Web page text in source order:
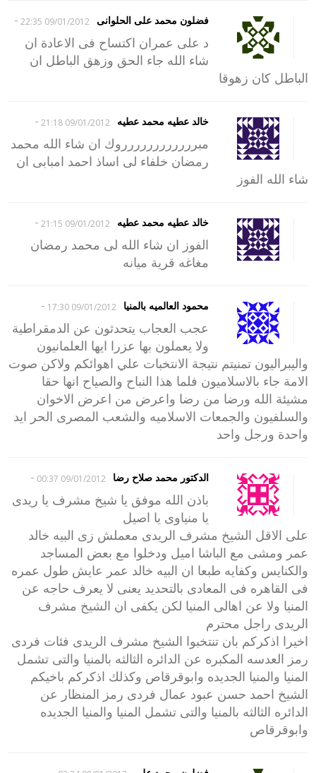
فضلون محمد على الحلوانى 09/01/2012 22:35
-
د على عمران اكتساح فى الاعادة ان
شاء الله جاء الحق وزهق الباطل ان
الباطل كان زهوقا
خالد عطيه محمد عطيه 09/01/2012 21:18
-
مبرررررررررررروك ان شاء الله محمد
رمضان خلفاء لى اساذ احمد امبابى ان
شاء الله الفوز
خالد عطيه محمد عطيه 09/01/2012 21:15
-
الفوز ان شاء الله لى محمد رمضان
مغاغه قرية ميانه
محمود العالميه بالمنيا 09/01/2012 17:30
-
عجب العجاب يتحدثون عن الدمقراطية
ولا يعملون بها عزرا ايها العلمانيون
واليبراليون تمنيتم نتيجة الانتخبات علي اهوائكم ولاكن صوت
الامة جاء بالاسلاميون فلما هذا النباح والصياح انها حقا
مشيئة الله ورضا من رضا واعرض من اعرض الاخوان
والسلفيون والجمعات الاسلاميه والشعب المصرى الحر ايد
واحدة ورجل واحد
الدكتور محمد صلاح رضا 09/01/2012 00:37
-
باذن الله موفق يا شيخ مشرف يا ريدى
يا منياوى يا اصيل
على الاقل الشيخ مشرف الريدى معملش زى البيه خالد
عمر ومشى مع الباشا اميل ودخلوا مع بعض المساجد
والكنايس وكفايه طبعا ان البيه خالد عمر عايش طول عمره
فى القاهره فى المعادى بالتحديد يعنى لا يعرف حاجه عن
المنيا ولا عن اهالى المنيا لكن يكفى ان الشيخ مشرف
الريدى راجل محترم
اخيرا اذكركم بان تنتخبوا الشيخ مشرف الريدى فئات فردى
رمز العدسه المكبره عن الدائره الثالثه بالمنيا والتى تشمل
المنيا والمنيا الجديده وابوقرقاص وكذلك اذكركم باخيكم
الشيخ احمد حسن عبود عمال فردى رمز المنظار عن
الدائره الثالثه بالمنيا والتى تشمل المنيا والمنيا الجديده
وابوقرقاص